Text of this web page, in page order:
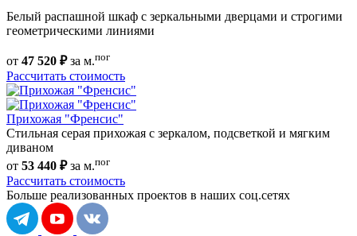
Белый распашной шкаф с зеркальными дверцами и строгими
геометрическими линиями
от 47 520 ₽за м.пог
Рассчитать стоимость
Прихожая "Френсис"
Стильная серая прихожая с зеркалом, подсветкой и мягким
диваном
от 53 440 ₽за м.пог
Рассчитать стоимость
Больше реализованных проектов в наших соц.сетях